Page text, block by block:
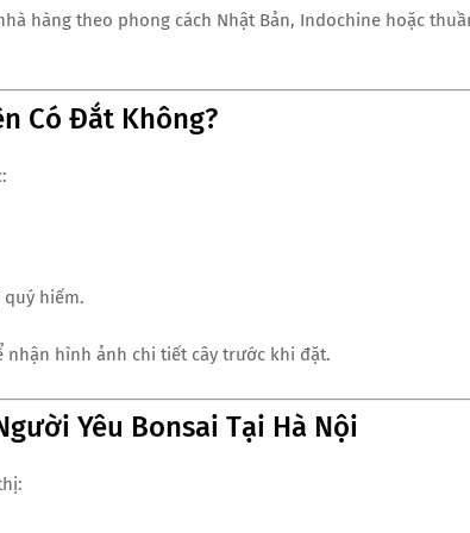
hàng theo phong cách Nhật Bản, Indochine hoặc
Có Đắt Không?
hiếm.
nhận hình ảnh chi tiết cây trước khi đặt.
Yêu Bonsai Tại Hà Nội